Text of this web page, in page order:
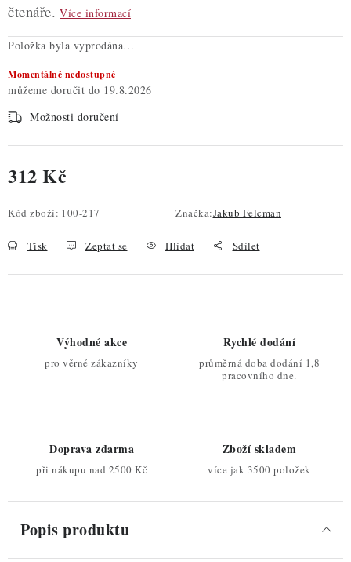
čtenáře. Více informací
Položka byla vyprodána…
Momentálně nedostupné
19.8.2026
Možnosti doručení
312 Kč
Kód zboží: 100-217 Značka:Jakub Felcman
Tisk Zeptat se Hlídat Sdílet
Výhodné akce
pro věrné zákazníky
Rychlé dodání
průměrná doba dodání 1,8
pracovního dne.
Doprava zdarma
při nákupu nad 2500 Kč
Zboží skladem
více jak 3500 položek
Popis produktu